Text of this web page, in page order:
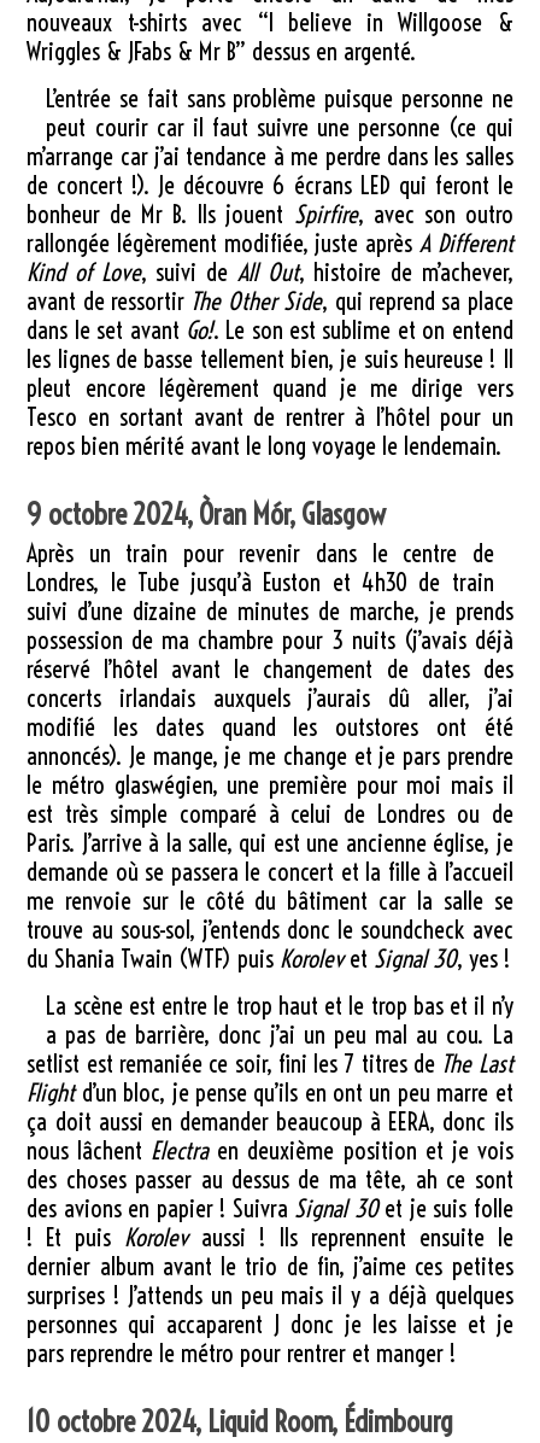
nouveaux t-shirts avec “I believe in Willgoose &
Wriggles & JFabs & Mr B” dessus en argenté.
L’entrée se fait sans problème puisque personne ne
peut courir car il faut suivre une personne (ce qui
m’arrange car j’ai tendance à me perdre dans les salles
de concert !). Je découvre 6 écrans LED qui feront le
bonheur de Mr B. Ils jouent Spirfire, avec son outro
rallongée légèrement modifiée, juste après A Different
Kind of Love, suivi de All Out, histoire de m’achever,
avant de ressortir The Other Side, qui reprend sa place
dans le set avant Go!. Le son est sublime et on entend
les lignes de basse tellement bien, je suis heureuse ! Il
pleut encore légèrement quand je me dirige vers
Tesco en sortant avant de rentrer à l’hôtel pour un
repos bien mérité avant le long voyage le lendemain.
9 octobre 2024, Òran Mór, Glasgow
Après un train pour revenir dans le centre de
Londres, le Tube jusqu’à Euston et 4h30 de train
suivi d’une dizaine de minutes de marche, je prends
possession de ma chambre pour 3 nuits (j’avais déjà
réservé l’hôtel avant le changement de dates des
concerts irlandais auxquels j’aurais dû aller, j’ai
modifié les dates quand les outstores ont été
annoncés). Je mange, je me change et je pars prendre
le métro glaswégien, une première pour moi mais il
est très simple comparé à celui de Londres ou de
Paris. J’arrive à la salle, qui est une ancienne église, je
demande où se passera le concert et la fille à l’accueil
me renvoie sur le côté du bâtiment car la salle se
trouve au sous-sol, j’entends donc le soundcheck avec
du Shania Twain (WTF) puis Korolevet Signal 30, yes !
La scène est entre le trop haut et le trop bas et il n’y
a pas de barrière, donc j’ai un peu mal au cou. La
setlist est remaniée ce soir, fini les 7 titres de The Last
Flightd’un bloc, je pense qu’ils en ont un peu marre et
ça doit aussi en demander beaucoup à EERA, donc ils
nous lâchent Electraen deuxième position et je vois
des choses passer au dessus de ma tête, ah ce sont
des avions en papier ! Suivra Signal 30et je suis folle
! Et puis Korolevaussi ! Ils reprennent ensuite le
dernier album avant le trio de fin, j’aime ces petites
surprises ! J’attends un peu mais il y a déjà quelques
personnes qui accaparent J donc je les laisse et je
pars reprendre le métro pour rentrer et manger !
10 octobre 2024, Liquid Room, Édimbourg